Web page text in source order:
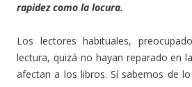
rapidez como la locura.
Los lectores habituales,
lectura, quizá no hayan reparado en
afectan a los libros. Sí sabemos de